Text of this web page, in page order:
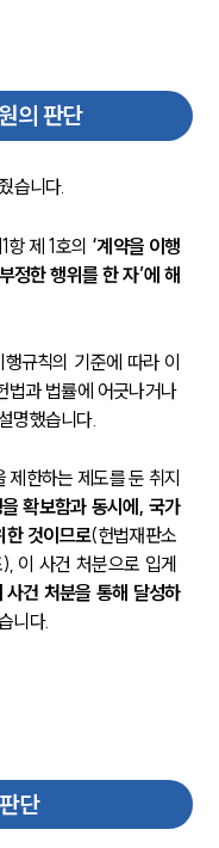
의 판단
습니다.
제 1호의 ‘계약을 이행
정한 행위를 한 자’에 해
규칙의 기준에 따라 이
법과 법률에 어긋나거나
명했습니다.
제한하는 제도를 둔 취지
확보함과 동시에, 국가
한 것이므로(헌법재판소
이 사건 처분으로 입게
사건 처분을 통해 달성하
니다.
단